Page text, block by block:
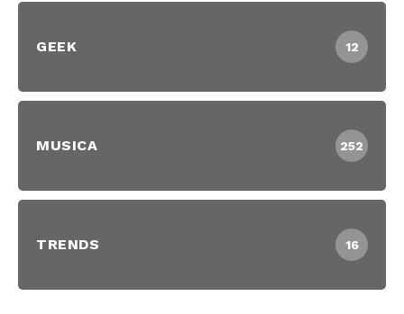
GEEK 12
MUSICA 252
TRENDS 16